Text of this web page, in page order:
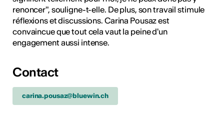
renoncer", souligne-t-elle. De plus, son travail stimule
réflexions et discussions. Carina Pousaz est
convaincue que tout cela vaut la peine d'un
engagement aussi intense.
Contact
carina.pousaz@bluewin.ch